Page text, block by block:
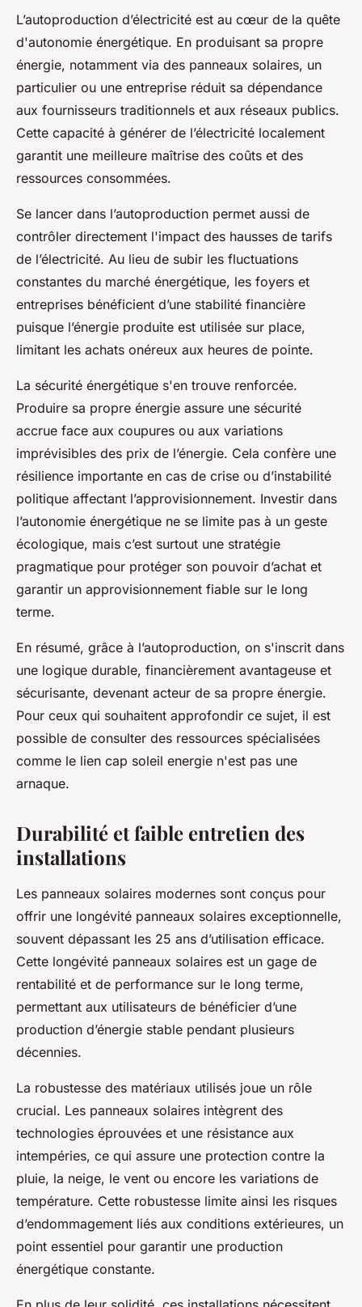
L’autoproduction d’électricité est au cœur de la quête
d'autonomie énergétique. En produisant sa propre
énergie, notamment via des panneaux solaires, un
particulier ou une entreprise réduit sa dépendance
aux fournisseurs traditionnels et aux réseaux publics.
Cette capacité à générer de l’électricité localement
garantit une meilleure maîtrise des coûts et des
ressources consommées.
Se lancer dans l’autoproduction permet aussi de
contrôler directement l'impact des hausses de tarifs
de l’électricité. Au lieu de subir les fluctuations
constantes du marché énergétique, les foyers et
entreprises bénéficient d’une stabilité financière
puisque l’énergie produite est utilisée sur place,
limitant les achats onéreux aux heures de pointe.
La sécurité énergétique s'en trouve renforcée.
Produire sa propre énergie assure une sécurité
accrue face aux coupures ou aux variations
imprévisibles des prix de l’énergie. Cela confère une
résilience importante en cas de crise ou d’instabilité
politique affectant l’approvisionnement. Investir dans
l’autonomie énergétique ne se limite pas à un geste
écologique, mais c’est surtout une stratégie
pragmatique pour protéger son pouvoir d’achat et
garantir un approvisionnement fiable sur le long
terme.
En résumé, grâce à l’autoproduction, on s'inscrit dans
une logique durable, financièrement avantageuse et
sécurisante, devenant acteur de sa propre énergie.
Pour ceux qui souhaitent approfondir ce sujet, il est
possible de consulter des ressources spécialisées
comme le lien cap soleil energie n'est pas une
arnaque.
Durabilité et faible entretien des
installations
Les panneaux solaires modernes sont conçus pour
offrir une longévité panneaux solaires exceptionnelle,
souvent dépassant les 25 ans d’utilisation efficace.
Cette longévité panneaux solaires est un gage de
rentabilité et de performance sur le long terme,
permettant aux utilisateurs de bénéficier d’une
production d’énergie stable pendant plusieurs
décennies.
La robustesse des matériaux utilisés joue un rôle
crucial. Les panneaux solaires intègrent des
technologies éprouvées et une résistance aux
intempéries, ce qui assure une protection contre la
pluie, la neige, le vent ou encore les variations de
température. Cette robustesse limite ainsi les risques
d’endommagement liés aux conditions extérieures, un
point essentiel pour garantir une production
énergétique constante.